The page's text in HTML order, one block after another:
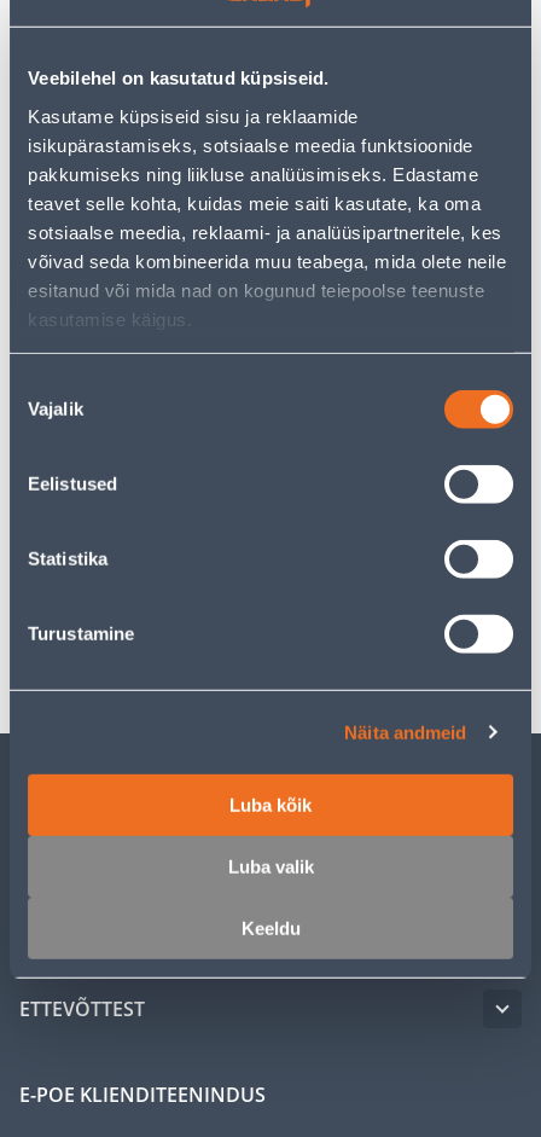
Veebilehel on kasutatud küpsiseid.
Kasutame küpsiseid sisu ja reklaamide
isikupärastamiseks, sotsiaalse meedia funktsioonide
pakkumiseks ning liikluse analüüsimiseks. Edastame
teavet selle kohta, kuidas meie saiti kasutate, ka oma
sotsiaalse meedia, reklaami- ja analüüsipartneritele, kes
võivad seda kombineerida muu teabega, mida olete neile
esitanud või mida nad on kogunud teiepoolse teenuste
kasutamise käigus.
valik
Vajalik
Eelistused
Statistika
Turustamine
Näita andmeid
Luba kõik
Luba valik
Keeldu
Vabandame, kuid teavitame teid, et soovitud toode on
pakume suurepäraseid alternatiive samast
pakkuda!
Teie ostlemisrõõm ei pea aga siin lõppema - oma
uurimistööd saate jätkata, naastesavalehelevõi
kasutades meie võimsat otsingufunktsiooni, et leida
veelgi meelepärasemad valikuid. Head ostlemist!
• 14-päevane tagastusõigus.
• HANKIJA LAOST TELLITAV TOODE
ETTEVÕTTEST
E-POE KLIENDITEENINDUS